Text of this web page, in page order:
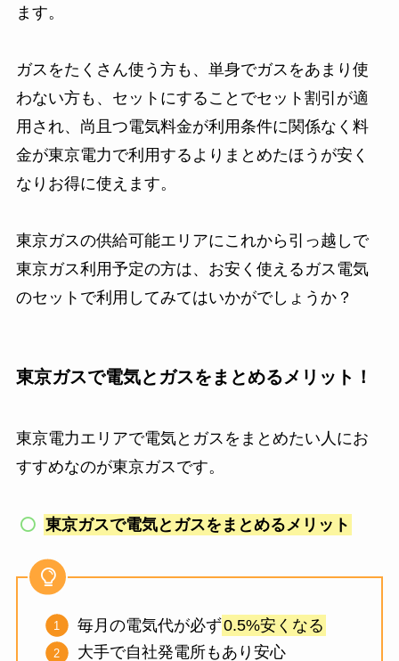
ます。
ガスをたくさん使う方も、単身でガスをあまり使
わない方も、セットにすることでセット割引が適
用され、尚且つ電気料金が利用条件に関係なく料
金が東京電力で利用するよりまとめたほうが安く
なりお得に使えます。
東京ガスの供給可能エリアにこれから引っ越しで
東京ガス利用予定の方は、お安く使えるガス電気
のセットで利用してみてはいかがでしょうか？
東京ガスで電気とガスをまとめるメリット！
東京電力エリアで電気とガスをまとめたい人にお
すすめなのが東京ガスです。
東京ガスで電気とガスをまとめるメリット
毎月の電気代が必ず0.5%安くなる
大手で自社発電所もあり安心